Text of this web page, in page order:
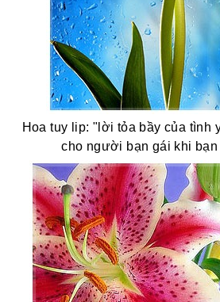
Hoa tuy lip: "lời tỏa bầy của tình
cho người bạn gái khi